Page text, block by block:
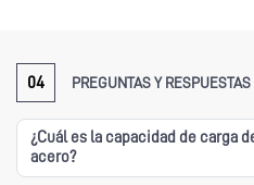
04 PREGUNTAS Y
¿Cuál es la capacidad de carga
acero?